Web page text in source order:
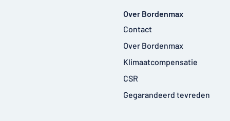
Over Bordenmax
Contact
Over Bordenmax
Klimaatcompensatie
CSR
Gegarandeerd tevreden